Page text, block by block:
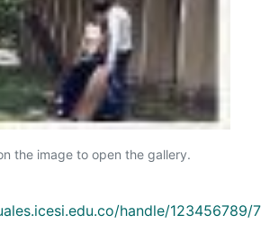
the image to open the gallery.
handle/123456789/7